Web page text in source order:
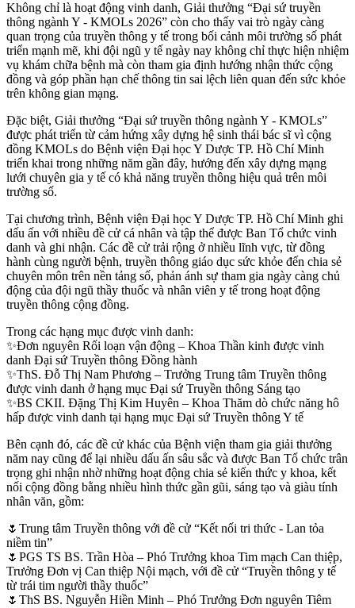
Không chỉ là hoạt động vinh danh, Giải thưởng “Đại sứ truyền
thông ngành Y - KMOLs 2026” còn cho thấy vai trò ngày càng
quan trọng của truyền thông y tế trong bối cảnh môi trường số phát
triển mạnh mẽ, khi đội ngũ y tế ngày nay không chỉ thực hiện nhiệm
vụ khám chữa bệnh mà còn tham gia định hướng nhận thức cộng
đồng và góp phần hạn chế thông tin sai lệch liên quan đến sức khỏe
trên không gian mạng.
Đặc biệt, Giải thưởng “Đại sứ truyền thông ngành Y - KMOLs”
được phát triển từ cảm hứng xây dựng hệ sinh thái bác sĩ vì cộng
đồng KMOLs do Bệnh viện Đại học Y Dược TP. Hồ Chí Minh
triển khai trong những năm gần đây, hướng đến xây dựng mạng
lưới chuyên gia y tế có khả năng truyền thông hiệu quả trên môi
trường số.
Tại chương trình, Bệnh viện Đại học Y Dược TP. Hồ Chí Minh ghi
dấu ấn với nhiều đề cử cá nhân và tập thể được Ban Tổ chức vinh
danh và ghi nhận. Các đề cử trải rộng ở nhiều lĩnh vực, từ đồng
hành cùng người bệnh, truyền thông giáo dục sức khỏe đến chia sẻ
chuyên môn trên nền tảng số, phản ánh sự tham gia ngày càng chủ
động của đội ngũ thầy thuốc và nhân viên y tế trong hoạt động
truyền thông cộng đồng.
Trong các hạng mục được vinh danh:
✨Đơn nguyên Rối loạn vận động – Khoa Thần kinh được vinh
danh Đại sứ Truyền thông Đồng hành
✨ThS. Đỗ Thị Nam Phương – Trưởng Trung tâm Truyền thông
được vinh danh ở hạng mục Đại sứ Truyền thông Sáng tạo
✨BS CKII. Đặng Thị Kim Huyên – Khoa Thăm dò chức năng hô
hấp được vinh danh tại hạng mục Đại sứ Truyền thông Y tế
Bên cạnh đó, các đề cử khác của Bệnh viện tham gia giải thưởng
năm nay cũng để lại nhiều dấu ấn sâu sắc và được Ban Tổ chức trân
trọng ghi nhận nhờ những hoạt động chia sẻ kiến thức y khoa, kết
nối cộng đồng bằng nhiều hình thức gần gũi, sáng tạo và giàu tính
nhân văn, gồm:
🌷Trung tâm Truyền thông với đề cử “Kết nối tri thức - Lan tỏa
niềm tin”
🌷PGS TS BS. Trần Hòa – Phó Trưởng khoa Tim mạch Can thiệp,
Trưởng Đơn vị Can thiệp Nội mạch, với đề cử “Truyền thông y tế
từ trái tim người thầy thuốc”
🌷ThS BS. Nguyễn Hiền Minh – Phó Trưởng Đơn nguyên Tiêm